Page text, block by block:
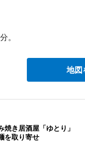
。
地図
焼き居酒屋「ゆとり」
を取り寄せ